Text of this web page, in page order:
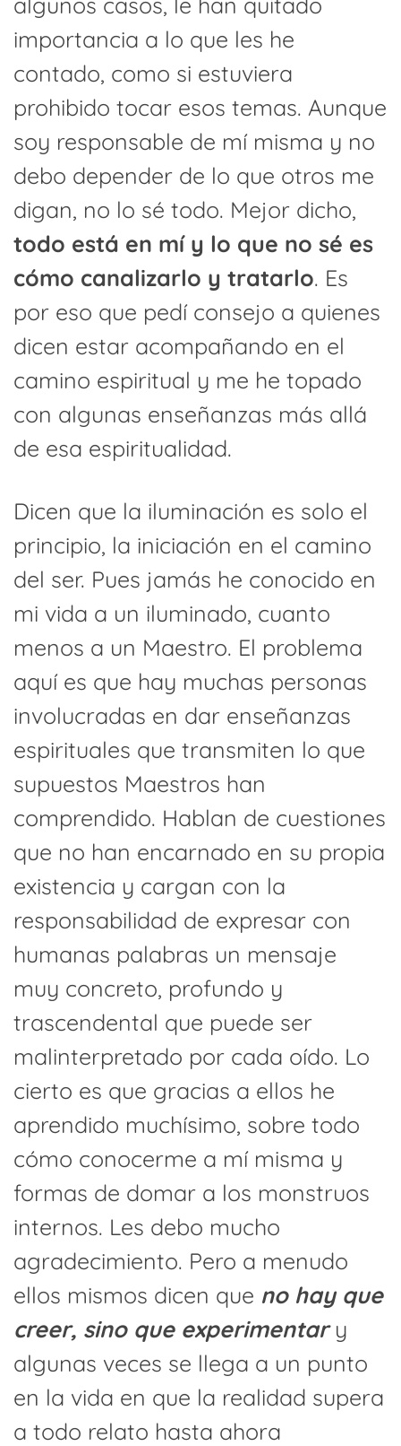
importancia a lo que les he
contado, como si estuviera
prohibido tocar esos temas. Aunque
soy responsable de mí misma y no
debo depender de lo que otros me
digan, no lo sé todo. Mejor dicho,
todo está en mí y lo que no sé es
cómo canalizarlo y tratarlo. Es
por eso que pedí consejo a quienes
dicen estar acompañando en el
camino espiritual y me he topado
con algunas enseñanzas más allá
de esa espiritualidad.
Dicen que la iluminación es solo el
principio, la iniciación en el camino
del ser. Pues jamás he conocido en
mi vida a un iluminado, cuanto
menos a un Maestro. El problema
aquí es que hay muchas personas
involucradas en dar enseñanzas
espirituales que transmiten lo que
supuestos Maestros han
comprendido. Hablan de cuestiones
que no han encarnado en su propia
existencia y cargan con la
responsabilidad de expresar con
humanas palabras un mensaje
muy concreto, profundo y
trascendental que puede ser
malinterpretado por cada oído. Lo
cierto es que gracias a ellos he
aprendido muchísimo, sobre todo
cómo conocerme a mí misma y
formas de domar a los monstruos
internos. Les debo mucho
agradecimiento. Pero a menudo
ellos mismos dicen que no hay que
creer, sino que experimentary
algunas veces se llega a un punto
en la vida en que la realidad supera
a todo relato hasta ahora